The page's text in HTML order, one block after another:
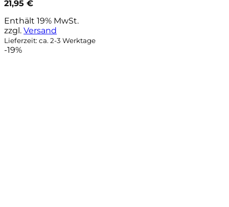
21,95 €
Enthält 19% MwSt.
zzgl. Versand
Lieferzeit: ca. 2-3 Werktage
-19%